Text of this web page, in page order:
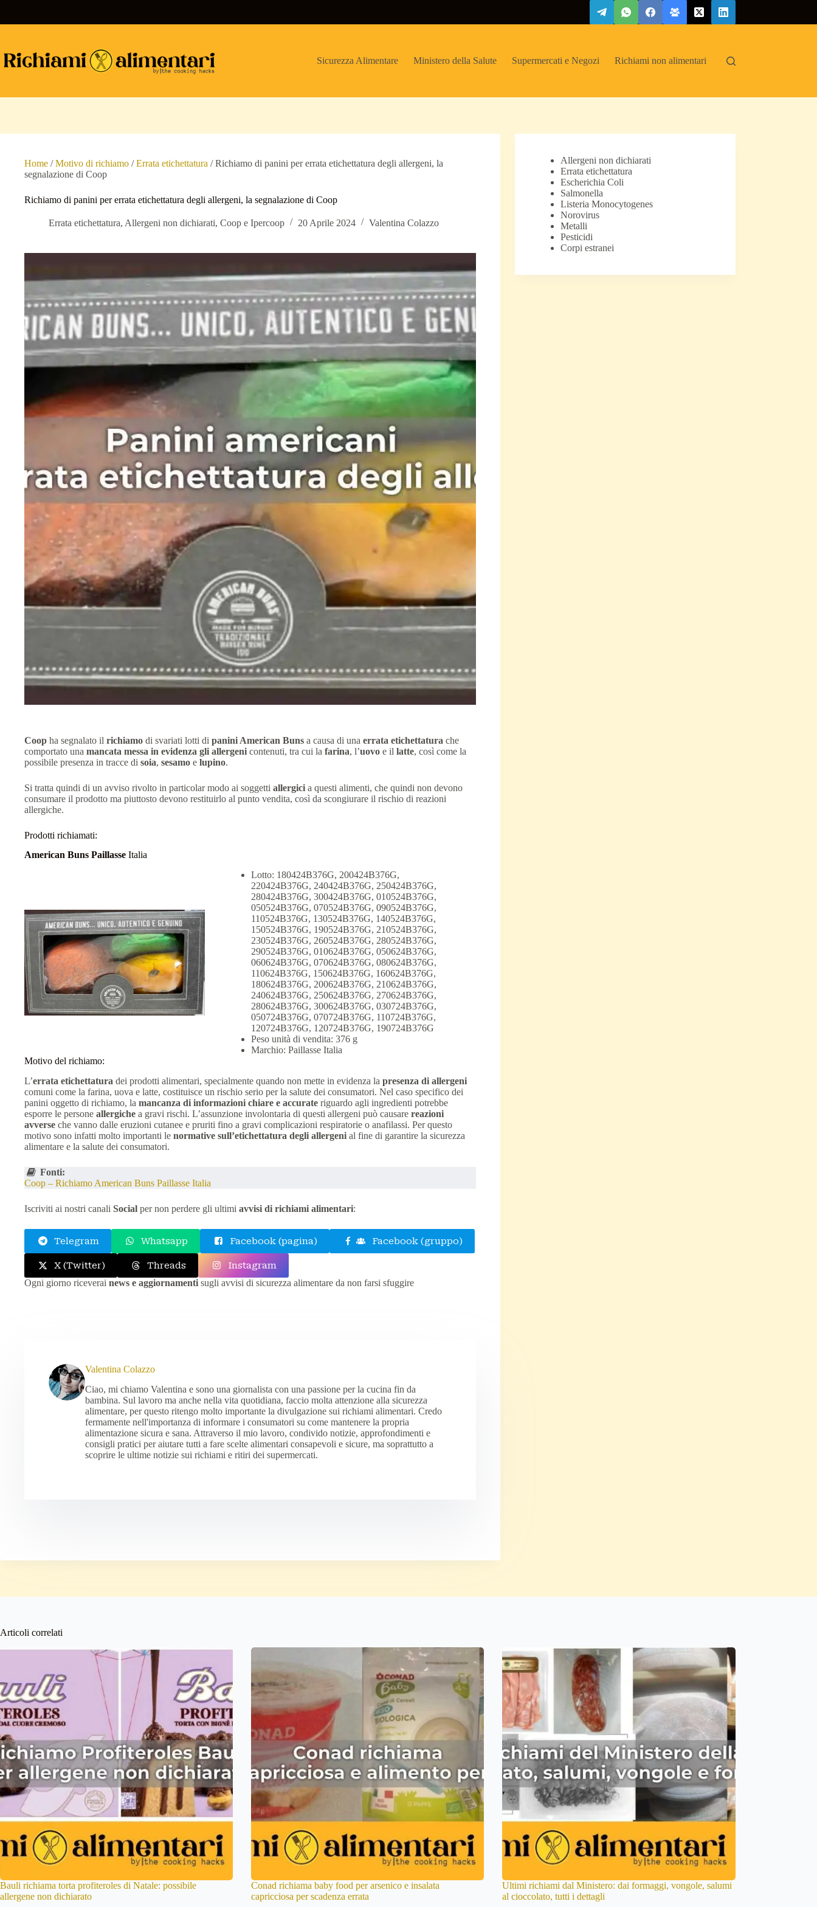
contenuto
Sicurezza Alimentare Ministero della Salute Supermercati e Negozi Richiami non alimentari
Home /Motivo di richiamo /Errata etichettatura /Richiamo di panini per errata etichettatura degli allergeni, la
segnalazione di Coop
Richiamo di panini per errata etichettatura degli allergeni, la segnalazione di Coop
Errata etichettatura, Allergeni non dichiarati, Coop e Ipercoop 20 Aprile 2024 Valentina Colazzo
Coop ha segnalato il richiamo di svariati lotti di panini American Buns a causa di una errata etichettatura che
comportato una mancata messa in evidenza gli allergeni contenuti, tra cui la farina, l’uovo e il latte, così come la
possibile presenza in tracce di soia, sesamo e lupino.
Si tratta quindi di un avviso rivolto in particolar modo ai soggetti allergici a questi alimenti, che quindi non devono
consumare il prodotto ma piuttosto devono restituirlo al punto vendita, così da scongiurare il rischio di reazioni
allergiche.
Prodotti richiamati:
American Buns Paillasse Italia
Lotto: 180424B376G, 200424B376G,
220424B376G, 240424B376G, 250424B376G,
280424B376G, 300424B376G, 010524B376G,
050524B376G, 070524B376G, 090524B376G,
110524B376G, 130524B376G, 140524B376G,
150524B376G, 190524B376G, 210524B376G,
230524B376G, 260524B376G, 280524B376G,
290524B376G, 010624B376G, 050624B376G,
060624B376G, 070624B376G, 080624B376G,
110624B376G, 150624B376G, 160624B376G,
180624B376G, 200624B376G, 210624B376G,
240624B376G, 250624B376G, 270624B376G,
280624B376G, 300624B376G, 030724B376G,
050724B376G, 070724B376G, 110724B376G,
120724B376G, 120724B376G, 190724B376G
Peso unità di vendita: 376 g
Marchio: Paillasse Italia
Motivo del richiamo:
L’errata etichettatura dei prodotti alimentari, specialmente quando non mette in evidenza la presenza di allergeni
comuni come la farina, uova e latte, costituisce un rischio serio per la salute dei consumatori. Nel caso specifico dei
panini oggetto di richiamo, la mancanza di informazioni chiare e accurate riguardo agli ingredienti potrebbe
esporre le persone allergiche a gravi rischi. L’assunzione involontaria di questi allergeni può causare reazioni
avverse che vanno dalle eruzioni cutanee e pruriti fino a gravi complicazioni respiratorie o anafilassi. Per questo
motivo sono infatti molto importanti le normative sull’etichettatura degli allergeni al fine di garantire la sicurezza
alimentare e la salute dei consumatori.
Fonti:
Coop – Richiamo American Buns Paillasse Italia
Iscriviti ai nostri canali Social per non perdere gli ultimi avvisi di richiami alimentari:
Telegram Whatsapp Facebook (pagina) Facebook (gruppo)
X (Twitter) Threads Instagram
Ogni giorno riceverai news e aggiornamenti sugli avvisi di sicurezza alimentare da non farsi sfuggire
Valentina Colazzo
Ciao, mi chiamo Valentina e sono una giornalista con una passione per la cucina fin da
bambina. Sul lavoro ma anche nella vita quotidiana, faccio molta attenzione alla sicurezza
alimentare, per questo ritengo molto importante la divulgazione sui richiami alimentari. Credo
fermamente nell'importanza di informare i consumatori su come mantenere la propria
alimentazione sicura e sana. Attraverso il mio lavoro, condivido notizie, approfondimenti e
consigli pratici per aiutare tutti a fare scelte alimentari consapevoli e sicure, ma soprattutto a
scoprire le ultime notizie sui richiami e ritiri dei supermercati.
Allergeni non dichiarati
Errata etichettatura
Escherichia Coli
Salmonella
Listeria Monocytogenes
Norovirus
Metalli
Pesticidi
Corpi estranei
Articoli correlati
Bauli richiama torta profiteroles di Natale: possibile
allergene non dichiarato
Conad richiama baby food per arsenico e insalata
capricciosa per scadenza errata
Ultimi richiami dal Ministero: dai formaggi, vongole, salumi
al cioccolato, tutti i dettagli